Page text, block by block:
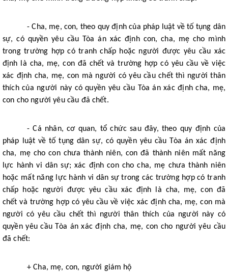
- Cha, mẹ, con, theo quy định của pháp luật về tố tụng dân
sự, có quyền yêu cầu Tòa án xác định con, cha, mẹ cho mình
trong trường hợp có tranh chấp hoặc người được yêu cầu xác
định là cha, mẹ, con đã chết và trường hợp có yêu cầu về việc
xác định cha, mẹ, con mà người có yêu cầu chết thì người thân
thích của người này có quyền yêu cầu Tòa án xác định cha, mẹ,
con cho người yêu cầu đã chết.
- Cá nhân, cơ quan, tổ chức sau đây, theo quy định của
pháp luật về tố tụng dân sự, có quyền yêu cầu Tòa án xác định
cha, mẹ cho con chưa thành niên, con đã thành niên mất năng
lực hành vi dân sự; xác định con cho cha, mẹ chưa thành niên
hoặc mất năng lực hành vi dân sự trong các trường hợp có tranh
chấp hoặc người được yêu cầu xác định là cha, mẹ, con đã
chết và trường hợp có yêu cầu về việc xác định cha, mẹ, con mà
người có yêu cầu chết thì người thân thích của người này có
quyền yêu cầu Tòa án xác định cha, mẹ, con cho người yêu cầu
đã chết:
+ Cha, mẹ, con, người giám hộ